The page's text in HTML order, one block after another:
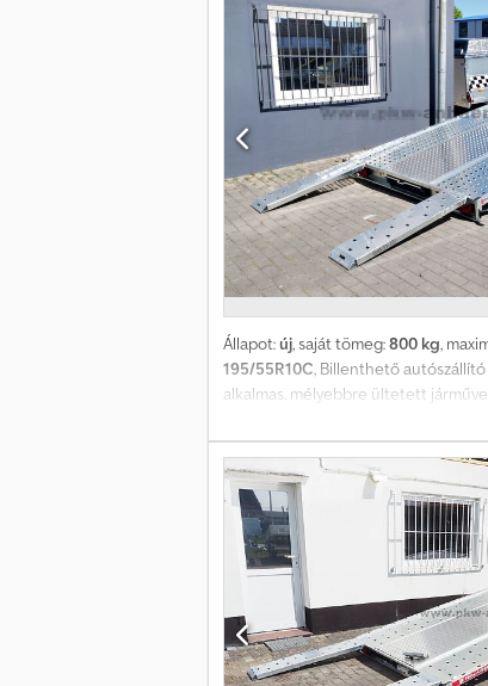
Állapot:új, saját tömeg:800 kg,
195/55R10C, Billenthető autószállító
alkalmas, mélyebbre ültetett
(súlyáthelyezés alapján), oldalsó
Cedpfsud R Shsx Abzorf Ez a
hevederek, rögzítőpántok,